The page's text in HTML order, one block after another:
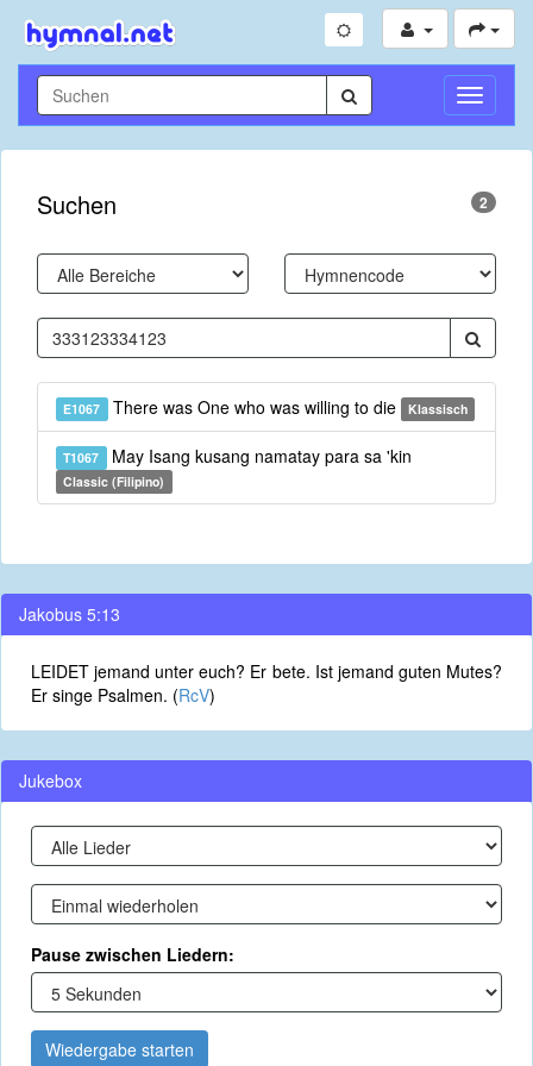
Suchen 2
E1067 There was One who was willing to die Klassisch
T1067 May Isang kusang namatay para sa 'kin
Classic (Filipino)
Jakobus 5:13
LEIDET jemand unter euch? Er bete. Ist jemand guten Mutes?
Er singe Psalmen. (RcV)
Jukebox
Pause zwischen Liedern:
Wiedergabe starten